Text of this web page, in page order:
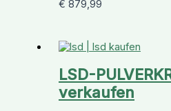
€ 879,99
LSD-
verkaufen